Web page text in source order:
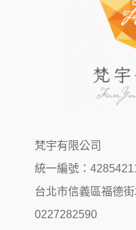
梵宇有限公司
統一編號：
台北市信義區福德
0227282590